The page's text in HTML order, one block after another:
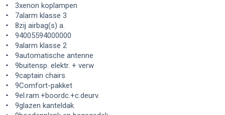
3xenon koplampen
7alarm klasse 3
8zij airbag(s) a.
94005594000000
9alarm klasse 2
9automatische antenne
9buitensp. elektr. + verw
9captain chairs
9Comfort-pakket
9el.ram.+boordc.+c.deurv.
9glazen kanteldak